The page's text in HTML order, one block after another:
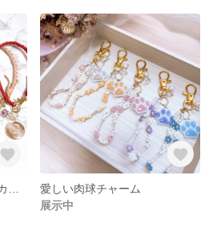
愛しい肉球チャーム
展示中